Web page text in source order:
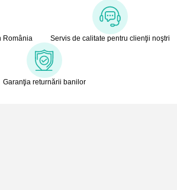
România Servis de calitate pentru clienţii noştri
Garanţia returnării banilor